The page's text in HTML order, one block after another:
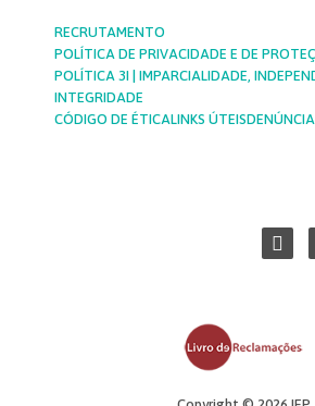
RECRUTAMENTO
POLÍTICA DE PRIVACIDADE E DE
POLÍTICA 3I | IMPARCIALIDADE,
INTEGRIDADE
CÓDIGO DE ÉTICALINKS ÚTEIS
L
i
i